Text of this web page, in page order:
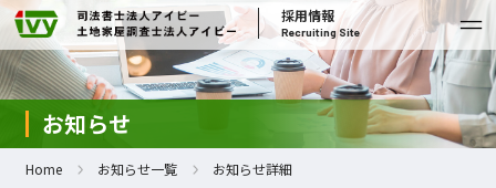
採用情報
Recruiting Site
お知らせ
Home お知らせ一覧 お知らせ詳細